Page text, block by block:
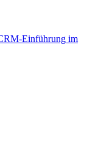
Einführung im